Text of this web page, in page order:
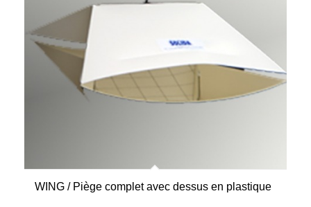
WING / Piège complet avec dessus en plastique